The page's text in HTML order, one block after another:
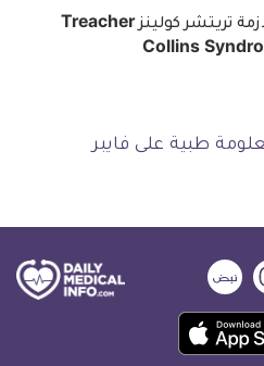
متلازمة تريتشر كولينز Treacher
Collins
ديلي
ميديكال
انفو
ديلي
ميديكال
انفو